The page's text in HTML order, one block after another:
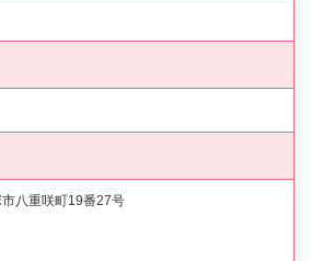
八重咲町19番27号